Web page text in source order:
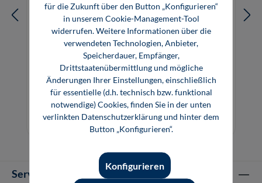
Richtig dosieren
29,80 €* 23,99 €*
E-Book (PDF)
Service-Hotline
für die Zukunft über den Button „Konfigurieren“
in unserem Cookie-Management-Tool
widerrufen. Weitere Informationen über die
verwendeten Technologien, Anbieter,
Speicherdauer, Empfänger,
Drittstaatenübermittlung und mögliche
Änderungen Ihrer Einstellungen, einschließlich
für essentielle (d.h. technisch bzw. funktional
notwendige) Cookies, finden Sie in der unten
verlinkten Datenschutzerklärung und hinter dem
Button „Konfigurieren“.
Konfigurieren